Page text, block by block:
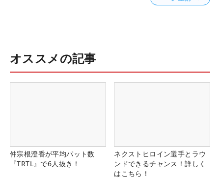
オススメの記事
仲宗根澄香が平均パット数
『TRTL』で6人抜き！
ネクストヒロイン選手とラウ
ンドできるチャンス！詳しく
はこちら！